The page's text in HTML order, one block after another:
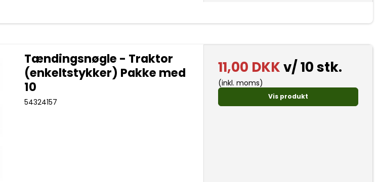
Tændingsnøgle - Traktor
(enkeltstykker) Pakke med
10
54324157
11,00 DKKv/ 10 stk.
(inkl. moms)
Vis produkt